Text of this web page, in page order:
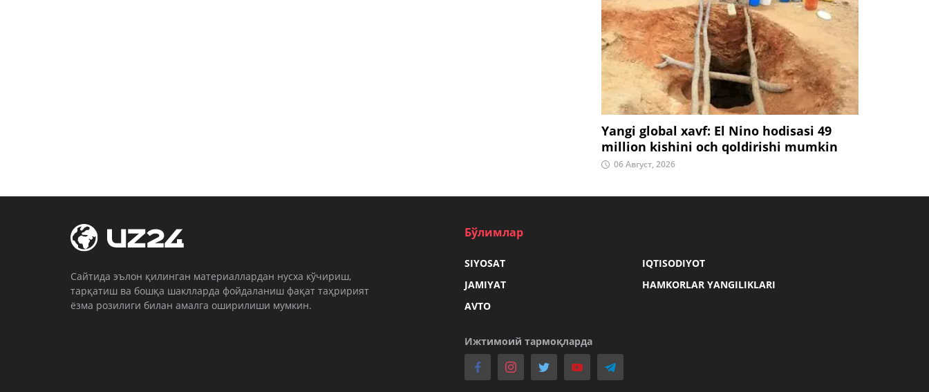
Yangi global xavf: El Nino hodisasi 49
million kishini och qoldirishi mumkin
06 Август, 2026
Cайтида эълон қилинган материаллардан нусха кўчириш,
тарқатиш ва бошқа шаклларда фойдаланиш фақат таҳририят
ёзма розилиги билан амалга оширилиши мумкин.
Бўлимлар
SIYOSAT
IQTISODIYOT
JAMIYAT
HAMKORLAR YANGILIKLARI
AVTO
Ижтимоий тармоқларда